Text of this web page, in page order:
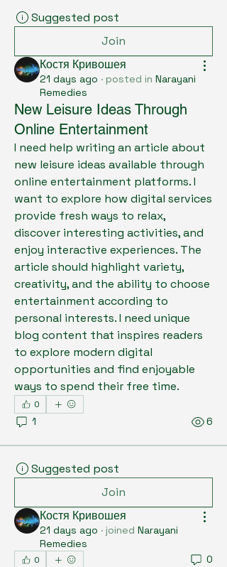
Suggested post
Join
Костя Кривошея
21 days ago · posted in Narayani
Remedies
New Leisure Ideas Through
Online Entertainment
I need help writing an article about
new leisure ideas available through
online entertainment platforms. I
want to explore how digital services
provide fresh ways to relax,
discover interesting activities, and
enjoy interactive experiences. The
article should highlight variety,
creativity, and the ability to choose
entertainment according to
personal interests. I need unique
blog content that inspires readers
to explore modern digital
opportunities and find enjoyable
ways to spend their free time.
0
1 6
Suggested post
Join
Костя Кривошея
21 days ago · joined Narayani
Remedies
0 0